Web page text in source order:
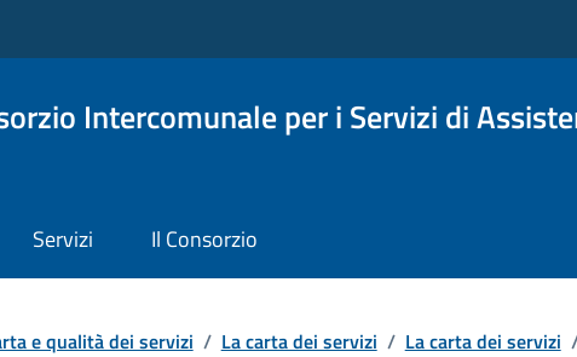
Intercomunale per i Servizi di
Servizi Il Consorzio
e qualità dei servizi / La carta dei servizi / La carta dei servizi